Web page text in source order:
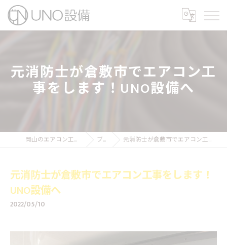
元消防士が倉敷市でエアコン工
事をします！UNO設備へ
岡山のエアコン工事ならUNO設備 ブログ 元消防士が倉敷市でエアコン工事をします！UNO設備へ
元消防士が倉敷市でエアコン工事をします！
UNO設備へ
2022/05/10